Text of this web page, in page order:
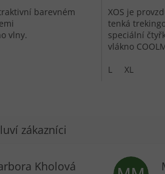
barevném
vlny.
XOS je
tenká
speciální
vlákno
L
XL
Kholová